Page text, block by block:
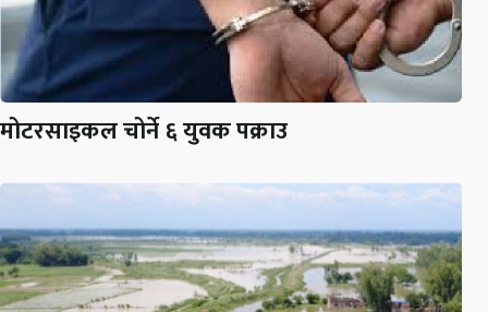
मोटरसाइकल चोर्ने ६ युवक पक्राउ